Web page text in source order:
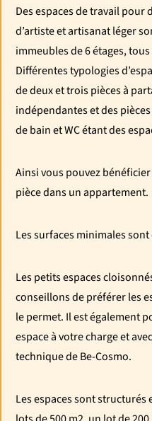
Des espaces de travail pour
d’artiste et artisanat léger
immeubles de 6 étages,
Différentes typologies
de deux et trois pièces à
indépendantes et des
de bain et WC étant des
Ainsi vous pouvez
pièce dans un appartement.
Les surfaces minimales sont
Les petits espaces
conseillons de préférer les
le permet. Il est également
espace à votre charge et
technique de Be-Cosmo.
Les espaces sont structurés